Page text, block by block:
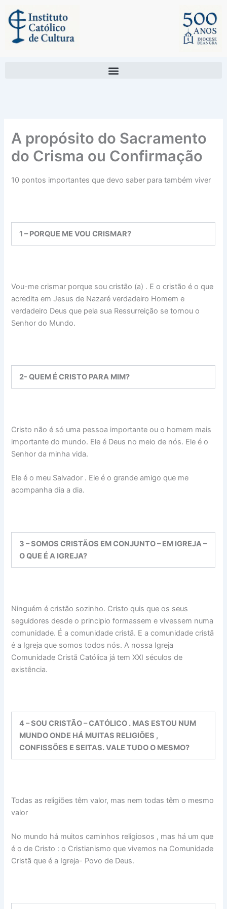
content
A propósito do Sacramento
do Crisma ou Confirmação
10 pontos importantes que devo saber para também viver
1 – PORQUE ME VOU CRISMAR?
Vou-me crismar porque sou cristão (a) . E o cristão é o que
acredita em Jesus de Nazaré verdadeiro Homem e
verdadeiro Deus que pela sua Ressurreição se tornou o
Senhor do Mundo.
2- QUEM É CRISTO PARA MIM?
Cristo não é só uma pessoa importante ou o homem mais
importante do mundo. Ele é Deus no meio de nós. Ele é o
Senhor da minha vida.
Ele é o meu Salvador . Ele é o grande amigo que me
acompanha dia a dia.
3 – SOMOS CRISTÃOS EM CONJUNTO – EM IGREJA –
O QUE É A IGREJA?
Ninguém é cristão sozinho. Cristo quis que os seus
seguidores desde o principio formassem e vivessem numa
comunidade. É a comunidade cristã. E a comunidade cristã
é a Igreja que somos todos nós. A nossa Igreja
Comunidade Cristã Católica já tem XXI séculos de
existência.
4 – SOU CRISTÃO – CATÓLICO . MAS ESTOU NUM
MUNDO ONDE HÁ MUITAS RELIGIÕES ,
CONFISSÕES E SEITAS. VALE TUDO O MESMO?
Todas as religiões têm valor, mas nem todas têm o mesmo
valor
No mundo há muitos caminhos religiosos , mas há um que
é o de Cristo : o Cristianismo que vivemos na Comunidade
Cristã que é a Igreja- Povo de Deus.